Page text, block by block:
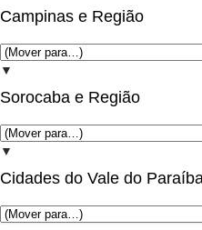
Campinas e Região
▼
Sorocaba e Região
▼
Cidades do Vale do